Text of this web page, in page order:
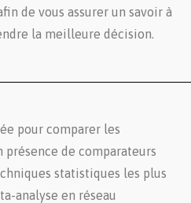
de vous assurer un savoir à
la meilleure décision.
pour comparer les
de comparateurs
statistiques les plus
analyse en réseau